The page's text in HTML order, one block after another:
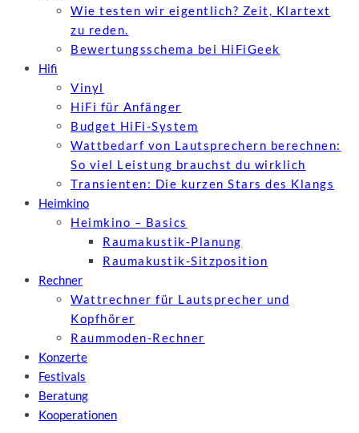
Wie testen wir eigentlich? Zeit, Klartext
zu reden.
Bewertungs­schema bei HiFiGeek
Hifi
Vinyl
HiFi für Anfänger
Budget HiFi-System
Wattbedarf von Lautsprechern berechnen:
So viel Leistung brauchst du wirklich
Transienten: Die kurzen Stars des Klangs
Heimkino
Heimkino – Basics
Raumakustik-Planung
Raumakustik-Sitzposition
Rechner
Wattrechner für Lautsprecher und
Kopfhörer
Raummoden-Rechner
Konzerte
Festivals
Beratung
Kooperationen